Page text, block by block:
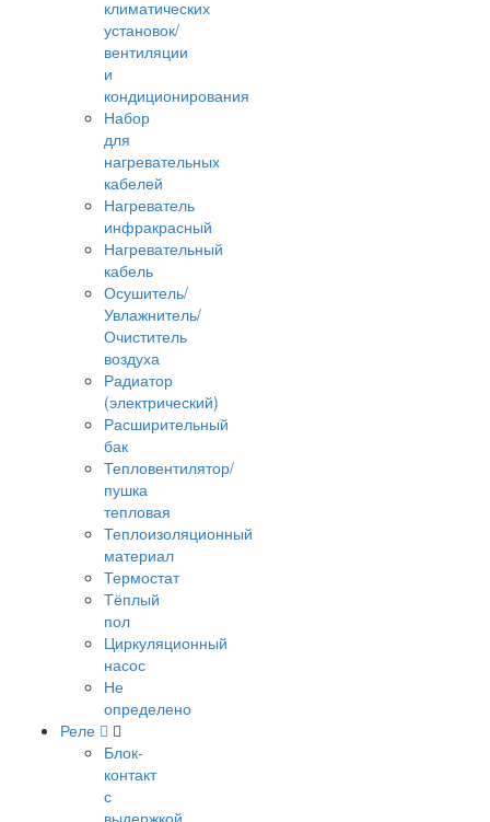
климатических
установок/
вентиляции
и
кондиционирования
Набор
для
нагревательных
кабелей
Нагреватель
инфракрасный
Нагревательный
кабель
Осушитель/
Увлажнитель/
Очиститель
воздуха
Радиатор
(электрический)
Расширительный
бак
Тепловентилятор/
пушка
тепловая
Теплоизоляционный
материал
Термостат
Тёплый
пол
Циркуляционный
насос
Не
определено
Реле
Блок-
контакт
с